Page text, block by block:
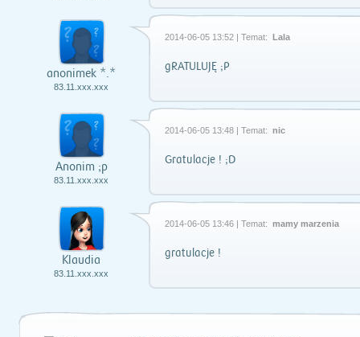
anonimek *.*
83.11.xxx.xxx
2014-06-05 13:52 | Temat: Lala
gRATULUJĘ ;P
Anonim ;p
83.11.xxx.xxx
2014-06-05 13:48 | Temat: nic
Gratulacje ! ;D
Klaudia
83.11.xxx.xxx
2014-06-05 13:46 | Temat: mamy marzenia
gratulacje !